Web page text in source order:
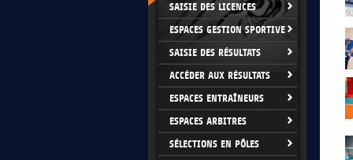
SAISIE DES LICENCES
ESPACES GESTION SPORTIVE
SAISIE DES RÉSULTATS
ACCÉDER AUX RÉSULTATS
ESPACES ENTRAÎNEURS
ESPACES ARBITRES
SÉLECTIONS EN PÔLES